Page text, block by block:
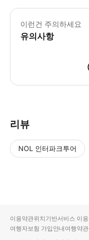
이런건 주의하세요
유의사항
리뷰
NOL 인터파크투어
입니
다.
순
상
이용약관위치기반서비스 이
여행자보험 가입안내여행약관